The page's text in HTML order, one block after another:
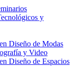
y
Diseño de Modas
y Video
Diseño de Espacios